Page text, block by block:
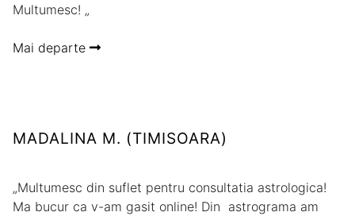
Multumesc! „
Mai departe
MADALINA M. (TIMISOARA)
„Multumesc din suflet pentru consultatia astrologica!
Ma bucur ca v-am gasit online! Din astrograma am